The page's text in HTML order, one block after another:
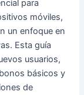
para
móviles,
un enfoque en
Esta guía
usuarios,
básicos y
de